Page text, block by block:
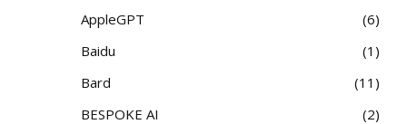
AppleGPT
6
Baidu
1
Bard
11
BESPOKE AI
2